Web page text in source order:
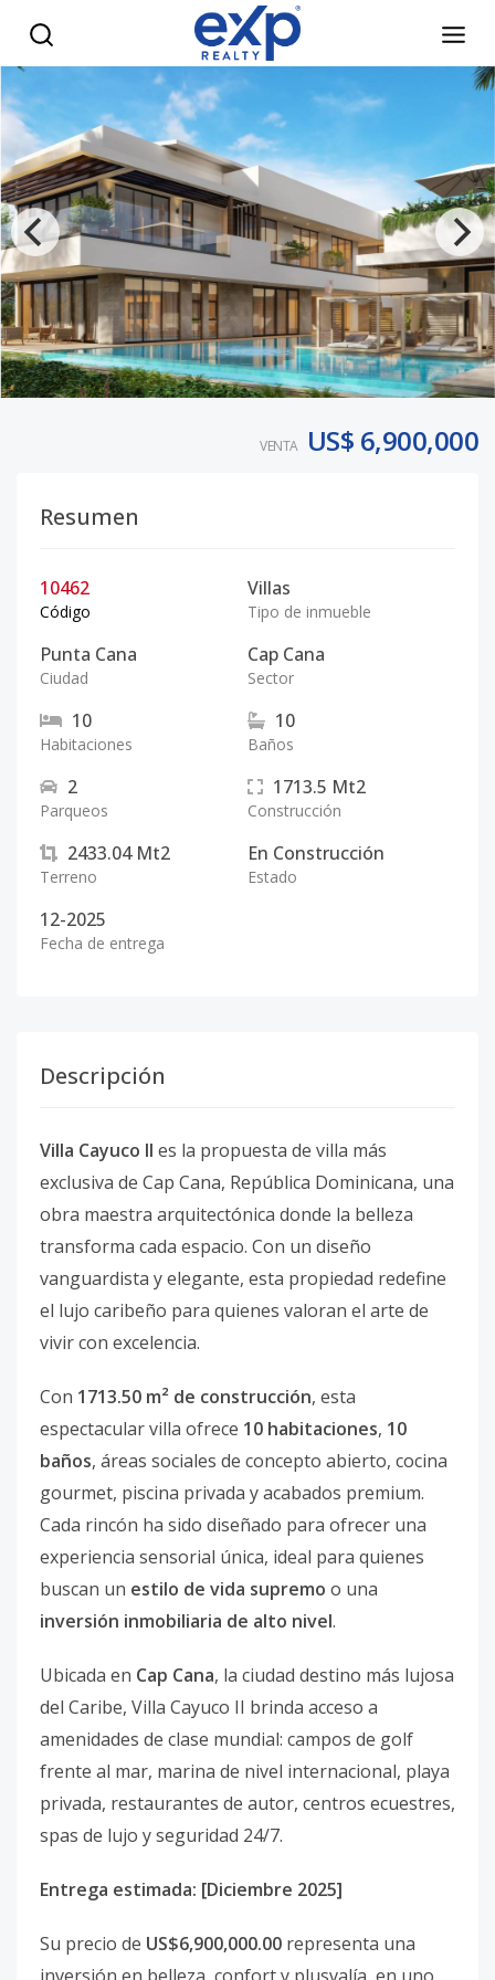
VENTA US$ 6,900,000
Resumen
10462
Código
Villas
Tipo de inmueble
Punta Cana
Ciudad
Cap Cana
Sector
10
Habitaciones
10
Baños
2
Parqueos
1713.5 Mt2
Construcción
2433.04 Mt2
Terreno
En Construcción
Estado
12-2025
Fecha de entrega
Descripción
Villa Cayuco II es la propuesta de villa más
exclusiva de Cap Cana, República Dominicana, una
obra maestra arquitectónica donde la belleza
transforma cada espacio. Con un diseño
vanguardista y elegante, esta propiedad redefine
el lujo caribeño para quienes valoran el arte de
vivir con excelencia.
Con 1713.50 m² de construcción, esta
espectacular villa ofrece 10 habitaciones, 10
baños, áreas sociales de concepto abierto, cocina
gourmet, piscina privada y acabados premium.
Cada rincón ha sido diseñado para ofrecer una
experiencia sensorial única, ideal para quienes
buscan un estilo de vida supremo o una
inversión inmobiliaria de alto nivel.
Ubicada en Cap Cana, la ciudad destino más lujosa
del Caribe, Villa Cayuco II brinda acceso a
amenidades de clase mundial: campos de golf
frente al mar, marina de nivel internacional, playa
privada, restaurantes de autor, centros ecuestres,
spas de lujo y seguridad 24/7.
Entrega estimada: [Diciembre 2025]
Su precio de US$6,900,000.00 representa una
Villa en Cap Cana: lujo exclusivo con piscina y vista - eXp